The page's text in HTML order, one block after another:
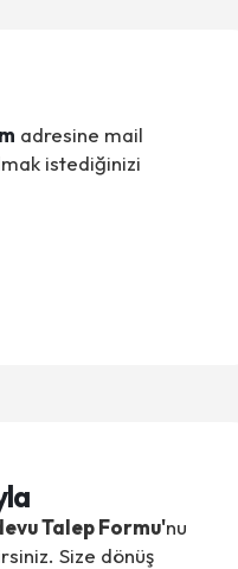
adresine mail
istediğinizi
Talep Formu'nu
Size dönüş